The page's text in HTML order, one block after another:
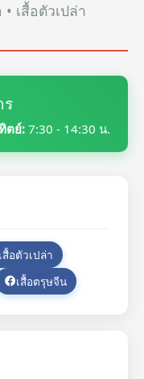
เสื้อตัวเปล่า
ร
ตย์: 7:30 - 14:30 น.
เสื้อตัวเปล่า
เสื้อตรุษจีน